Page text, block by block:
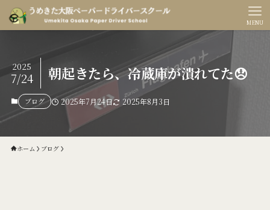
MENU
朝起きたら、冷蔵庫が潰れてた😞
2025
7/24
ブログ 2025年7月24日 2025年8月3日
ホーム ブログ